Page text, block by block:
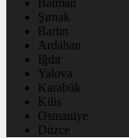
Batman
Şırnak
Bartın
Ardahan
Iğdır
Yalova
Karabük
Kilis
Osmaniye
Düzce